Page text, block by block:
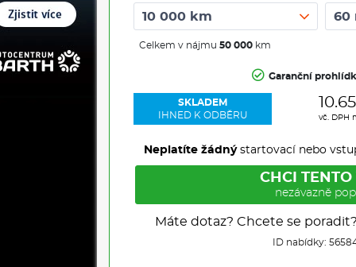
Celkem v nájmu 50 000 km
Garanční
SKLADEM
IHNED K ODBĚRU
vč. DPH
Neplatíte žádnýstartovací nebo
CHCI TENTO
nezávazně
Máte dotaz? Chcete se poradit?
ID nabídky: